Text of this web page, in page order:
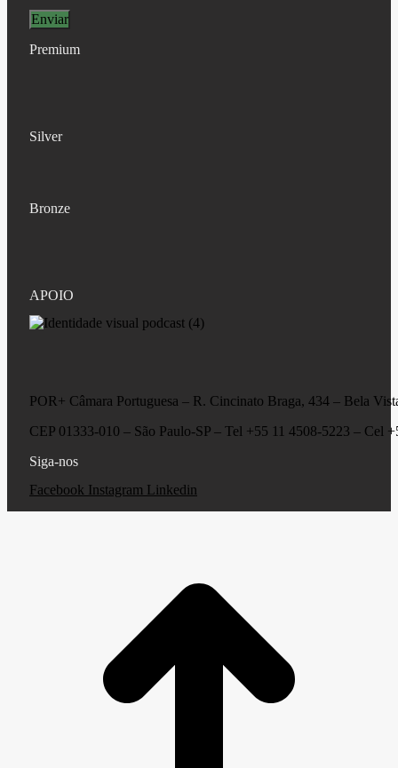
Premium
Silver
Bronze
APOIO
POR+ Câmara Portuguesa – R. Cincinato Braga, 434 – Bela
CEP 01333-010 – São Paulo-SP – Tel +55 11 4508-5223 – Cel
Siga-nos
Facebook Instagram Linkedin